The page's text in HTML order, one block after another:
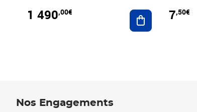
1 490,00€ Ajouter au
7,50€
Nos Engagements